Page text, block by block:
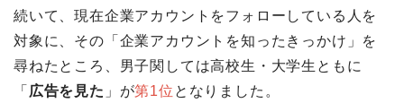
続いて、現在企業アカウントをフォローしている人を
対象に、その「企業アカウントを知ったきっかけ」を
尋ねたところ、男子関しては高校生・大学生ともに
「 広告を見た 」が第1位 となりました。